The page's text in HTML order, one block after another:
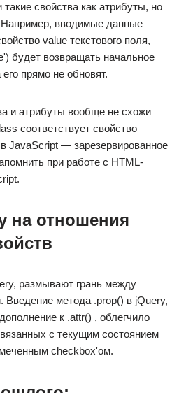
свойства как атрибуты, но
Например, вводимые данные
value текстового поля,
будет возвращать начальное
прямо не обновят.
и атрибуты вообще не схожи
соответствует свойство
JavaScript — зарезервированное
при работе с HTML-
на отношения
размывают грань между
Введение метода .prop() в jQuery,
к .attr() , облегчило
с текущим состоянием
checkbox'ом.